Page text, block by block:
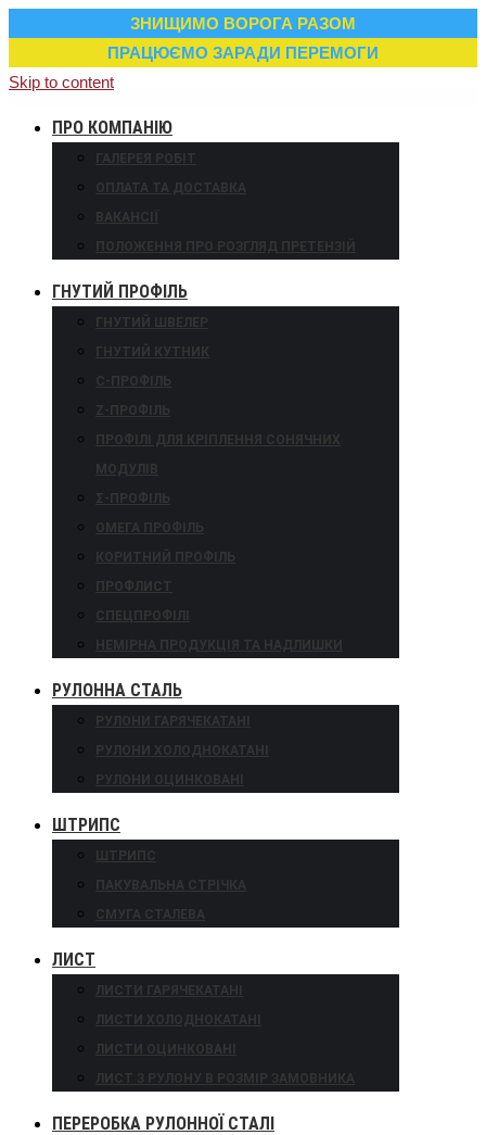
ЗНИЩИМО ВОРОГА РАЗОМ
ПРАЦЮЄМО ЗАРАДИ ПЕРЕМОГИ
Skip to content
ПРО КОМПАНІЮ
ГАЛЕРЕЯ РОБІТ
ОПЛАТА ТА ДОСТАВКА
ВАКАНСІЇ
ПОЛОЖЕННЯ ПРО РОЗГЛЯД ПРЕТЕНЗІЙ
ГНУТИЙ ПРОФІЛЬ
ГНУТИЙ ШВЕЛЕР
ГНУТИЙ КУТНИК
С-ПРОФІЛЬ
Z-ПРОФІЛЬ
ПРОФІЛІ ДЛЯ КРІПЛЕННЯ СОНЯЧНИХ
МОДУЛІВ
Σ-ПРОФІЛЬ
ОМЕГА ПРОФІЛЬ
КОРИТНИЙ ПРОФІЛЬ
ПРОФЛИСТ
СПЕЦПРОФІЛІ
НЕМІРНА ПРОДУКЦІЯ ТА НАДЛИШКИ
РУЛОННА СТАЛЬ
РУЛОНИ ГАРЯЧЕКАТАНІ
РУЛОНИ ХОЛОДНОКАТАНІ
РУЛОНИ ОЦИНКОВАНІ
ШТРИПС
ШТРИПС
ПАКУВАЛЬНА СТРІЧКА
СМУГА СТАЛЕВА
ЛИСТ
ЛИСТИ ГАРЯЧЕКАТАНІ
ЛИСТИ ХОЛОДНОКАТАНІ
ЛИСТИ ОЦИНКОВАНІ
ЛИСТ З РУЛОНУ В РОЗМІР ЗАМОВНИКА
ПЕРЕРОБКА РУЛОННОЇ СТАЛІ